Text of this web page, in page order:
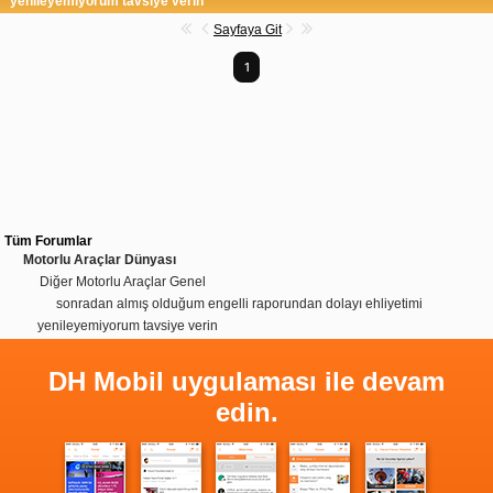
Sayfaya Git
1
Tüm Forumlar
Motorlu Araçlar Dünyası
Diğer Motorlu Araçlar Genel
sonradan almış olduğum engelli raporundan dolayı ehliyetimi
yenileyemiyorum tavsiye verin
DH Mobil uygulaması ile devam
edin.